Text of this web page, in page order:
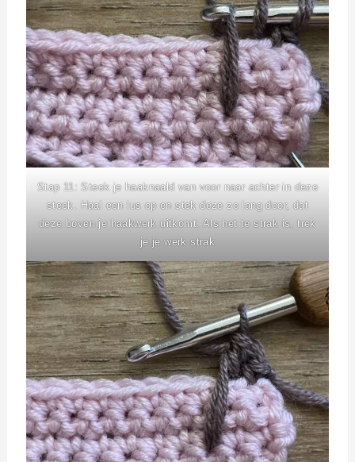
Stap 11: Steek je haaknaald van voor naar achter in deze
steek. Haal een lus op en stek deze zo lang door, dat
deze boven je haakwerk uitkomt. Als het te strak is, trek
je je werk strak